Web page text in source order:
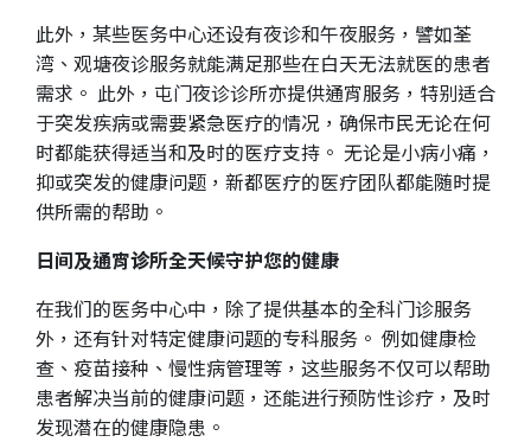
此外，某些医务中心还设有夜诊和午夜服务，譬如荃
湾、观塘夜诊服务就能满足那些在白天无法就医的患者
需求。 此外，屯门夜诊诊所亦提供通宵服务，特别适合
于突发疾病或需要紧急医疗的情况，确保市民无论在何
时都能获得适当和及时的医疗支持。 无论是小病小痛，
抑或突发的健康问题，新都医疗的医疗团队都能随时提
供所需的帮助。
日间及通宵诊所全天候守护您的健康
在我们的医务中心中，除了提供基本的全科门诊服务
外，还有针对特定健康问题的专科服务。 例如健康检
查、疫苗接种、慢性病管理等，这些服务不仅可以帮助
患者解决当前的健康问题，还能进行预防性诊疗，及时
发现潜在的健康隐患。